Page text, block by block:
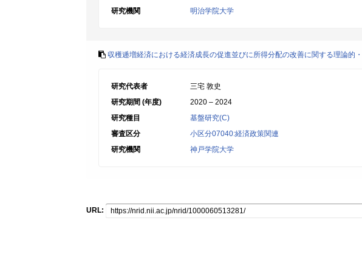
研究機関
明治学院大学
収穫逓増経済における経済成長の促進並びに所得分配の改善に関する理論的
研究代表者
三宅 敦史
研究期間 (年度)
2020 – 2024
研究種目
基盤研究(C)
審査区分
小区分07040:経済政策関連
研究機関
神戸学院大学
URL: